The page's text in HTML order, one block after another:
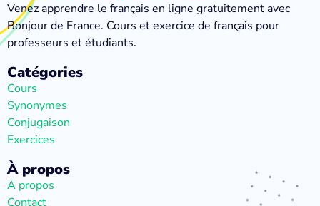
Venez apprendre le français en ligne gratuitement avec
Bonjour de France. Cours et exercice de français pour
professeurs et étudiants.
Catégories
Cours
Synonymes
Conjugaison
Exercices
À propos
A propos
Contact